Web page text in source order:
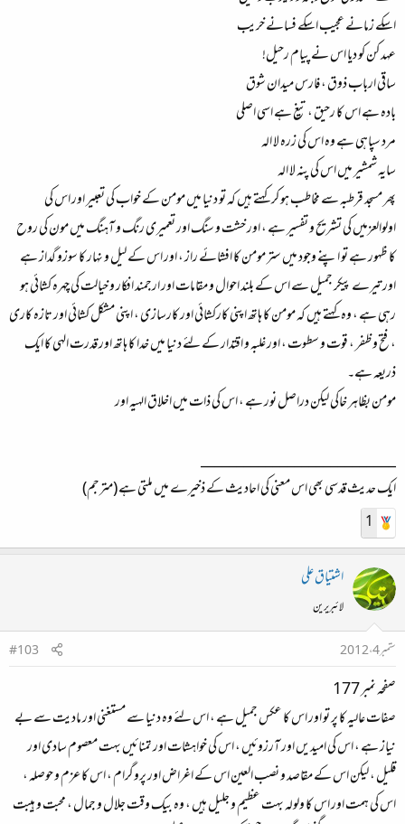
اسکے زمانے عجیب اسکے فسانے خریب
عہد کن کو دیا اس نے پیام رحیل!
ساقی ارباب ذوق ، فارس میدان شوق
بادہ ہے اس کا رحیق ، تیغ ہے اسی اصلی
مرد سپاہی ہے وہ اس کی زرہ لا الہ
سایہ شمشیر میں اس کی پنہ لا الہ
پھر مسجد قرطبہ سے مخاطب ہو کر کہتے ہیں کہ تو دنیا میں مومن کے خواب کی تعبیر اور اس کی
اولوالعزمیں کی تشریح و تفسیر ہے ، اور خشت و سنگ اور تعمیری رنگ و آہنگ میں مون کی روح
کا ظہور ہے تو اپنے وجود میں ستر مومن کا افشائے راز ، اور اس کے لیل و نہار کا سوزو گداز ہے
اور تیرے پیکر جمیل سے اس کے بلند احوال و مقامات اور ارجمند افکار و خیالت کی چہرہ کشائی ہو
رہی ہے ، وہ کہتے ہیں کہ مومن کا ہاتھ اپنی کارکشائی اور کارسازی ، اپنی مشکل کشائی اور تازہ کاری
، فتح و ظفر ، قوت و سطوت ، اور غلبہ و اقتدار کے لئے دنیا میں خدا کا ہاتھ اور قدرت الہی کا ایک
ذریعہ ہے۔
مومن بظاہر خاکی لیکن دراصل نور ہے ، اس کی ذات میں اخلاق الہیہ اور
___________________________
ایک حدیث قدسی بھی اس معنی کی احادیث کے ذخیرے میں ملتی ہے (مترجم)
1
اشتیاق علی
لائبریرین
ستمبر 4، 2012
#103
صفحہ نمبر 177
صفات عالیہ کا پر تو اور اس کا عکس جمیل ہے ، اس لئے وہ دنیا سے مستغنی اور مادیت سے بے
نیاز ہے ، اس کی امیدیں اور آرزوئیں ، اس کی خواہشات اور تمنائيں بہت معصوم سادی اور
قلیل ، لیکن اس کے مقاصد و نصب العین اس کے اغراض اور پروگرام ، اس کا عزم و حوصلہ ،
اس کی ہمت اور اس کا ولولہ بہت عظیم و جلیل ہیں ، وہ بیک وقت جلال و جمال ، محبت و ہیبت